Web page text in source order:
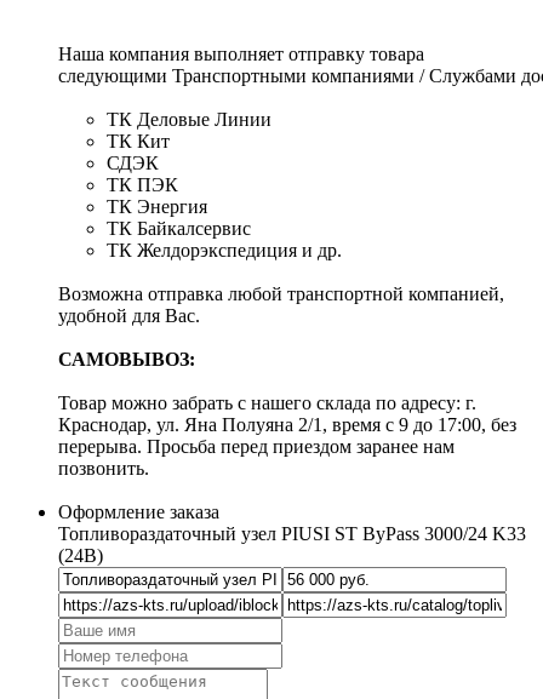
Наша компания выполняет отправку товара
следующими Транспортными компаниями / Службами
ТК Деловые Линии
ТК Кит
СДЭК
ТК ПЭК
ТК Энергия
ТК Байкалсервис
ТК Желдорэкспедиция и др.
Возможна отправка любой транспортной компанией,
удобной для Вас.
САМОВЫВОЗ:
Товар можно забрать с нашего склада по адресу: г.
Краснодар, ул. Яна Полуяна 2/1, время с 9 до 17:00, без
перерыва. Просьба перед приездом заранее нам
позвонить.
Оформление заказа
Топливораздаточный узел PIUSI ST ByPass 3000/24 K33
(24В)